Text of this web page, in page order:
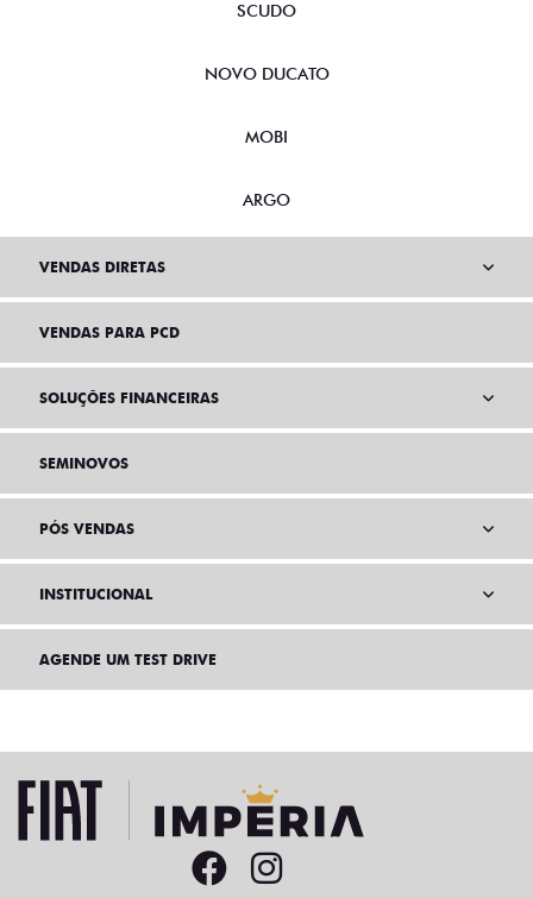
SCUDO
NOVO DUCATO
MOBI
ARGO
VENDAS DIRETAS
VENDAS PARA PCD
SOLUÇÕES FINANCEIRAS
SEMINOVOS
PÓS VENDAS
INSTITUCIONAL
AGENDE UM TEST DRIVE